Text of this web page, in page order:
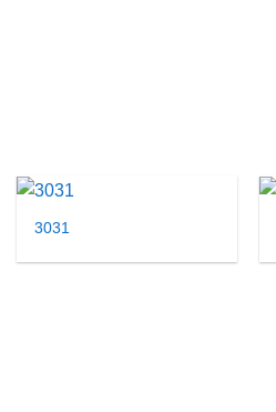
3031